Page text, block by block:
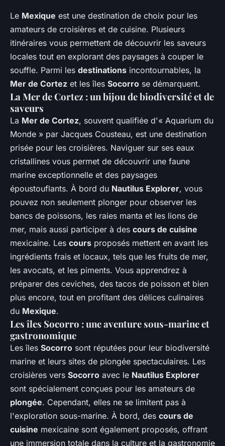
Le Mexique est une destination de choix pour les
amateurs de croisières et de cuisine. Plusieurs
itinéraires vous permettent de découvrir les saveurs
locales tout en explorant des paysages à couper le
souffle. Parmi les destinations incontournables, la
Mer de Cortez et les îles Socorro se démarquent.
La Mer de Cortez : un bijou de biodiversité et de
saveurs
La Mer de Cortez, souvent qualifiée d'« Aquarium du
Monde » par Jacques Cousteau, est une destination
prisée pour les croisières. Naviguer sur ses eaux
cristallines vous permet de découvrir une faune
marine exceptionnelle et des paysages
époustouflants. À bord du Nautilus Explorer, vous
pouvez non seulement plonger pour observer les
bancs de poissons, les raies manta et les lions de
mer, mais aussi participer à des cours de cuisine
mexicaine. Les cours proposés mettent en avant les
ingrédients frais et locaux, tels que les fruits de mer,
les avocats, et les piments. Vous apprendrez à
préparer des ceviches, des tacos de poisson et bien
plus encore, tout en profitant des délices culinaires
du Mexique.
Les îles Socorro : une aventure sous-marine et
gastronomique
Les îles Socorro sont réputées pour leur biodiversité
marine et leurs sites de plongée spectaculaires. Les
croisières vers Socorro avec le Nautilus Explorer
sont spécialement conçues pour les amateurs de
plongée. Cependant, elles ne se limitent pas à
l'exploration sous-marine. À bord, des cours de
cuisine mexicaine sont également proposés, offrant
une immersion totale dans la culture et la gastronomie